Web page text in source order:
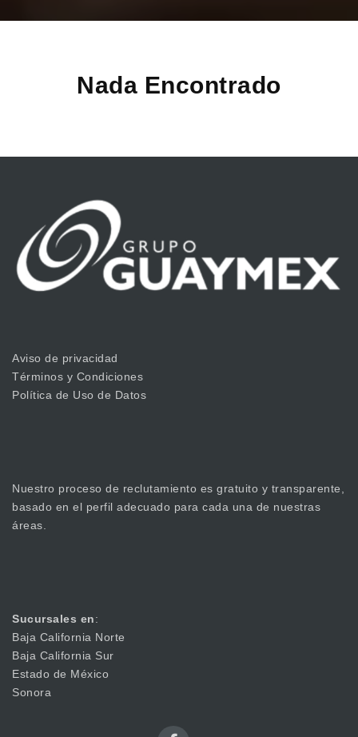
Nada Encontrado
Aviso de privacidad
Términos y Condiciones
Política de Uso de Datos
Nuestro proceso de reclutamiento es gratuito y transparente,
basado en el perfil adecuado para cada una de nuestras
áreas.
Sucursales en:
Baja California Norte
Baja California Sur
Estado de México
Sonora